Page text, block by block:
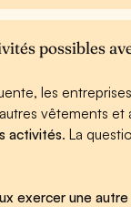
possibles
les
vêtements et
activités. La
exercer une